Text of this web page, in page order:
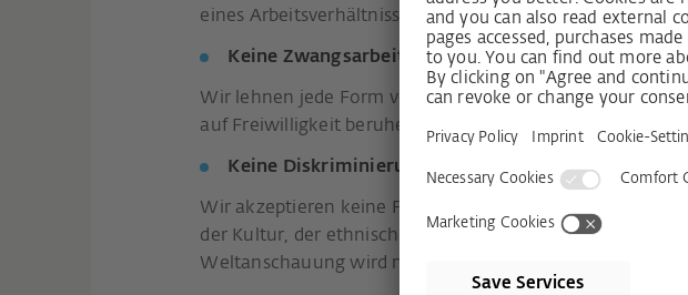
eines Arbeitsverhältnisses.
Keine Zwangsarbeit
Wir lehnen jede Form von Zwangsarbeit, Sklaverei und
auf Freiwilligkeit beruhen.
Keine Diskriminierung
Wir akzeptieren keine Form der Diskriminierung. Eine
der Kultur, der ethnischen Herkunft, der sexuellen
Weltanschauung wird nicht toleriert.